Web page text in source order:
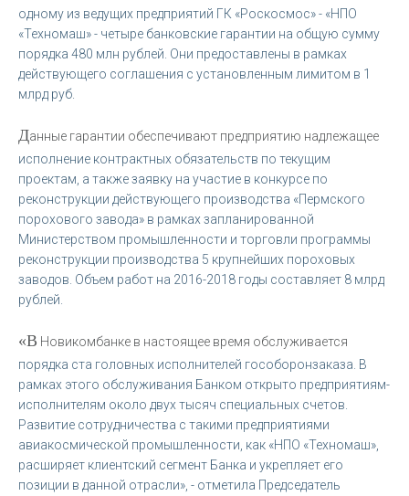
одному из ведущих предприятий ГК «Роскосмос» - «НПО
«Техномаш» - четыре банковские гарантии на общую сумму
порядка 480 млн рублей. Они предоставлены в рамках
действующего соглашения с установленным лимитом в 1
млрд руб.
Данные гарантии обеспечивают предприятию надлежащее
исполнение контрактных обязательств по текущим
проектам, а также заявку на участие в конкурсе по
реконструкции действующего производства «Пермского
порохового завода» в рамках запланированной
Министерством промышленности и торговли программы
реконструкции производства 5 крупнейших пороховых
заводов. Объем работ на 2016-2018 годы составляет 8 млрд
рублей.
«В Новикомбанке в настоящее время обслуживается
порядка ста головных исполнителей гособоронзаказа. В
рамках этого обслуживания Банком открыто предприятиям-
исполнителям около двух тысяч специальных счетов.
Развитие сотрудничества с такими предприятиями
авиакосмической промышленности, как «НПО «Техномаш»,
расширяет клиентский сегмент Банка и укрепляет его
позиции в данной отрасли», - отметила Председатель